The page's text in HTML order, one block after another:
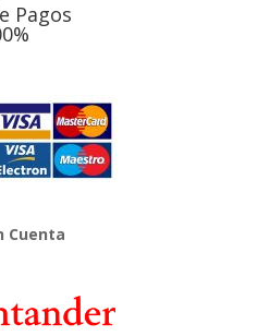
Pagos
Cuenta